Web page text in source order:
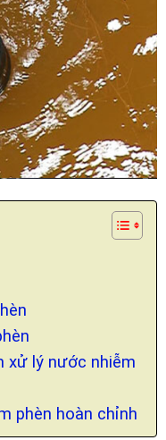
xử lý nước nhiễm
phèn hoàn chỉnh